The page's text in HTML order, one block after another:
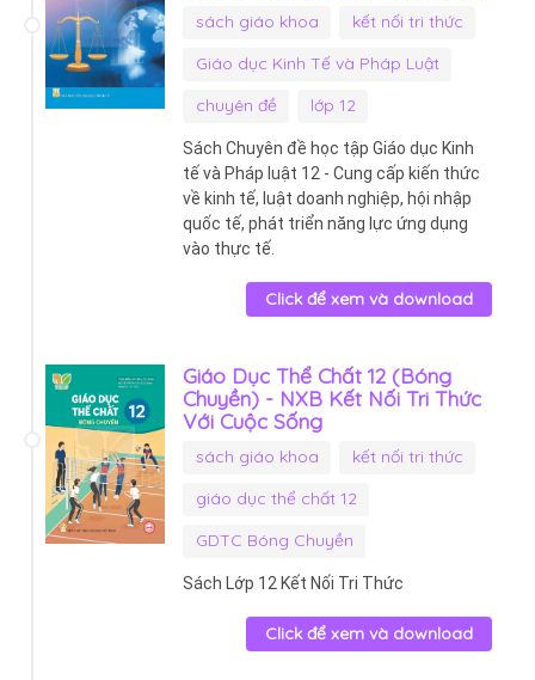
sách giáo khoa
kết nối tri thức
Giáo dục Kinh Tế và Pháp Luật
chuyên đề
lớp 12
Sách Chuyên đề học tập Giáo dục Kinh
tế và Pháp luật 12 - Cung cấp kiến thức
về kinh tế, luật doanh nghiệp, hội nhập
quốc tế, phát triển năng lực ứng dụng
vào thực tế.
Click để xem và download
Giáo Dục Thể Chất 12 (Bóng
Chuyền) - NXB Kết Nối Tri Thức
Với Cuộc Sống
sách giáo khoa
kết nối tri thức
giáo dục thể chất 12
GDTC Bóng Chuyền
Sách Lớp 12 Kết Nối Tri Thức
Click để xem và download